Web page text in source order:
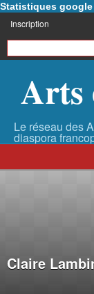
Statistiques google
Inscription
Arts
Claire